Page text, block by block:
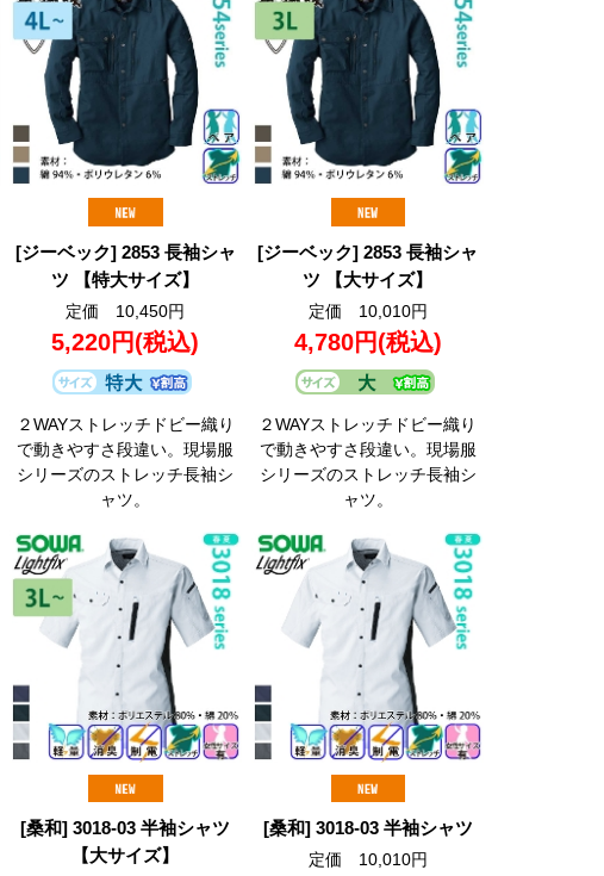
[ジーベック] 2853 長袖シャ
ツ 【特大サイズ】
定価 10,450円
5,220円(税込)
２WAYストレッチドビー織り
で動きやすさ段違い。現場服
シリーズのストレッチ長袖シ
ャツ。
[ジーベック] 2853 長袖シャ
ツ 【大サイズ】
定価 10,010円
4,780円(税込)
２WAYストレッチドビー織り
で動きやすさ段違い。現場服
シリーズのストレッチ長袖シ
ャツ。
[桑和] 3018-03 半袖シャツ
【大サイズ】
[桑和] 3018-03 半袖シャツ
定価 10,010円